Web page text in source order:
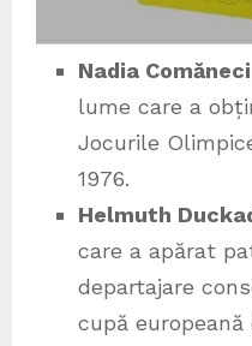
Nadia Comăneci
lume care a
Jocurile
1976.
Helmuth
care a apărat
departajare
cupă europeană